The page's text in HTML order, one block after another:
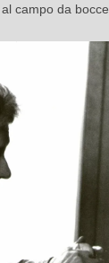
campo da bocce